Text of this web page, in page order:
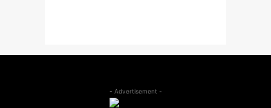
- Advertisement -